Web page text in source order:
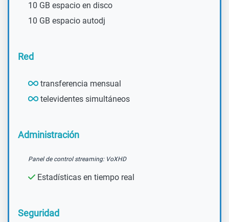
10 GB espacio en disco
10 GB espacio autodj
Red
transferencia mensual
televidentes simultáneos
Administración
Panel de control streaming: VoXHD
Estadísticas en tiempo real
Seguridad